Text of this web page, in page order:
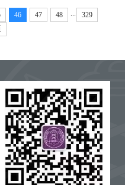
46 47 48 ...
329